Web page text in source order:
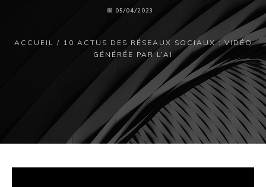
05/04/2023
ACCUEIL / 10 ACTUS DES RÉSEAUX SOCIAUX : VIDÉO
GÉNÉRÉE PAR L’AI